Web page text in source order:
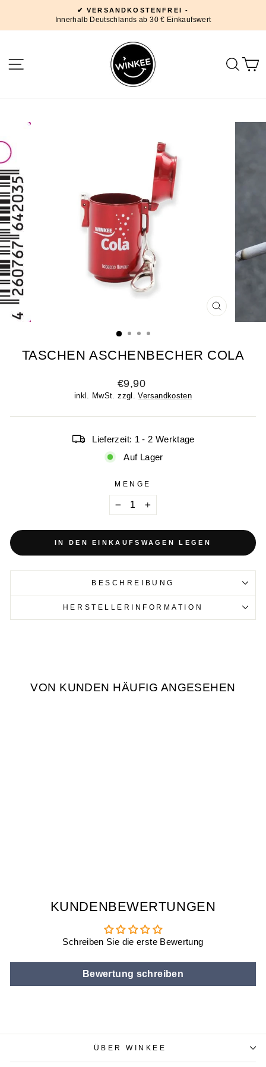
Inhalt
Pause
✔ VERSANDKOSTENFREI -
Innerhalb Deutschlands ab 30 € Einkaufswert
SEITENNAVIGATION
ESC)
TASCHEN ASCHENBECHER COLA
Normaler
Preis
€9,90
inkl. MwSt. zzgl.Versandkosten
Lieferzeit: 1 - 2 Werktage
Auf Lager
MENGE
IN DEN EINKAUFSWAGEN LEGEN
BESCHREIBUNG
HERSTELLERINFORMATION
VON KUNDEN HÄUFIG ANGESEHEN
KUNDENBEWERTUNGEN
Schreiben Sie die erste Bewertung
Bewertung schreiben
ÜBER WINKEE